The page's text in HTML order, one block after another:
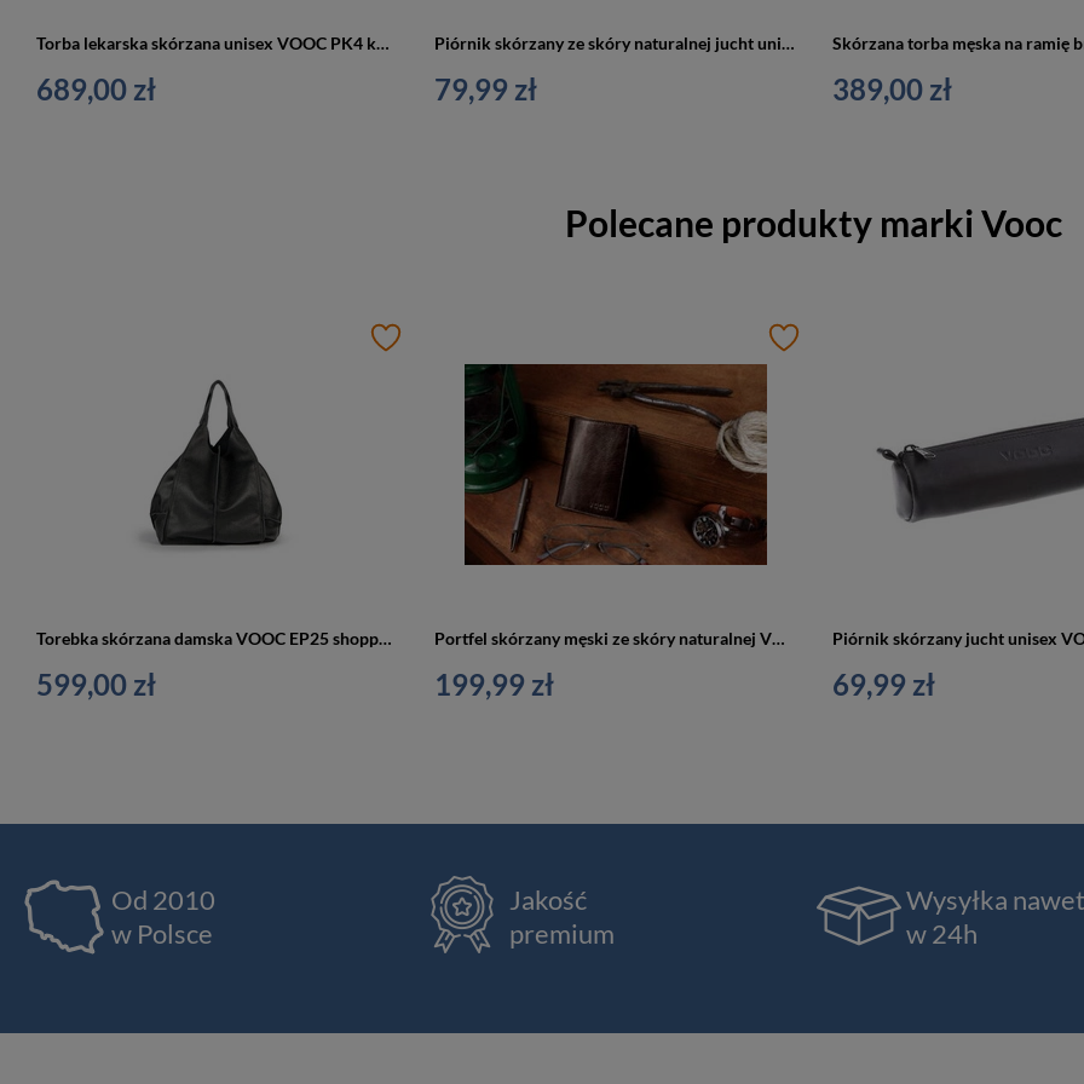
Torba lekarska skórzana unisex VOOC PK4 kuferek lekarski A4 burgundowa
689,00 zł
Piórnik skórzany ze skóry naturalnej jucht unisex VOOC P35 okrągły vintage naturalny
79,99 zł 389,00 zł
Polecane produkty markiVooc
Torebka skórzana damska VOOC EP25 shopper bag worek A4 czarna
599,00 zł
Portfel skórzany męski ze skóry naturalnej VOOC PPM7 pionowy brązowy
199,99 zł 69,99 zł
Od 2010
w Polsce
Jakość
premium
Wysyłka nawet
w 24h